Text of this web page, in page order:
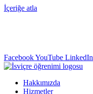
İçeriğe atla
FacebookYouTube LinkedIn
Hakkımızda
Hizmetler